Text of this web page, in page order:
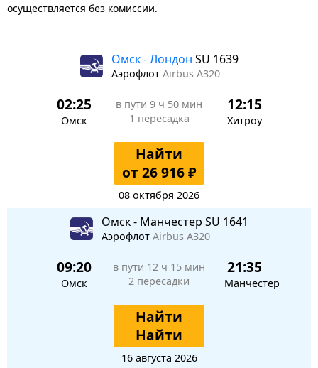
осуществляется без комиссии.
Омск - Лондон SU 1639
Аэрофлот Airbus A320
02:25
Омск
в пути 9 ч 50 мин
1 пересадка
12:15
Хитроу
Найти
от 26 916 ₽
08 октября 2026
Омск - Манчестер SU 1641
Аэрофлот Airbus A320
09:20
Омск
в пути 12 ч 15 мин
2 пересадки
21:35
Манчестер
Найти
Найти
16 августа 2026